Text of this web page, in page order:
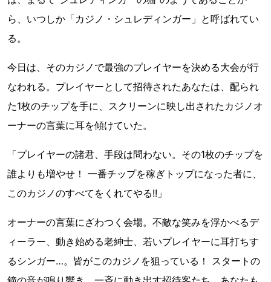
ら、いつしか「カジノ・シュレディンガー」と呼ばれてい
る。
今日は、そのカジノで最強のプレイヤーを決める大会が行
なわれる。プレイヤーとして招待されたあなたは、配られ
た1枚のチップを手に、スクリーンに映し出されたカジノオ
ーナーの言葉に耳を傾けていた。
「プレイヤーの諸君、手段は問わない。その1枚のチップを
誰よりも増やせ！ 一番チップを稼ぎトップになった者に、
このカジノのすべてをくれてやる!!」
オーナーの言葉にざわつく会場。不敵な笑みを浮かべるデ
ィーラー、動き始める老紳士、若いプレイヤーに耳打ちす
るシンガー…。皆がこのカジノを狙っている！ スタートの